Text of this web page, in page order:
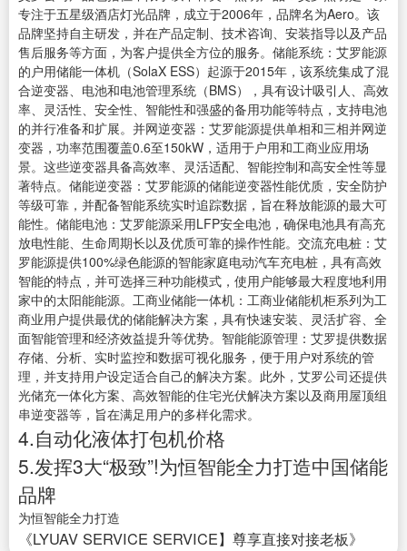
专注于五星级酒店灯光品牌，成立于2006年，品牌名为Aero。该
品牌坚持自主研发，并在产品定制、技术咨询、安装指导以及产品
售后服务等方面，为客户提供全方位的服务。储能系统：艾罗能源
的户用储能一体机（SolaX ESS）起源于2015年，该系统集成了混
合逆变器、电池和电池管理系统（BMS），具有设计吸引人、高效
率、灵活性、安全性、智能性和强盛的备用功能等特点，支持电池
的并行准备和扩展。并网逆变器：艾罗能源提供单相和三相并网逆
变器，功率范围覆盖0.6至150kW，适用于户用和工商业应用场
景。这些逆变器具备高效率、灵活适配、智能控制和高安全性等显
著特点。储能逆变器：艾罗能源的储能逆变器性能优质，安全防护
等级可靠，并配备智能系统实时追踪数据，旨在释放能源的最大可
能性。储能电池：艾罗能源采用LFP安全电池，确保电池具有高充
放电性能、生命周期长以及优质可靠的操作性能。交流充电桩：艾
罗能源提供100%绿色能源的智能家庭电动汽车充电桩，具有高效
智能的特点，并可选择三种功能模式，使用户能够最大程度地利用
家中的太阳能能源。工商业储能一体机：工商业储能机柜系列为工
商业用户提供最优的储能解决方案，具有快速安装、灵活扩容、全
面智能管理和经济效益提升等优势。智能能源管理：艾罗提供数据
存储、分析、实时监控和数据可视化服务，便于用户对系统的管
理，并支持用户设定适合自己的解决方案。此外，艾罗公司还提供
光储充一体化方案、高效智能的住宅光伏解决方案以及商用屋顶组
串逆变器等，旨在满足用户的多样化需求。
4.自动化液体打包机价格
5.发挥3大“极致”!为恒智能全力打造中国储能
品牌
为恒智能全力打造
《LYUAV SERVICE SERVICE】尊享直接对接老板》